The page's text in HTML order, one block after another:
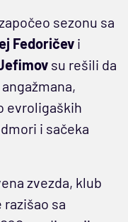
sezonu sa
Fedoričev i
su rešili da
evroligaških
i sačeka
zvezda, klub
razišao sa